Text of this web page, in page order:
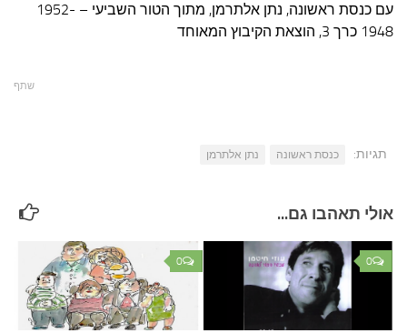
עם כנסת ראשונה, נתן אלתרמן, מתוך הטור השביעי – 1952-
1948 כרך 3, הוצאת הקיבוץ המאוחד
שתף
תגיות: כנסת ראשונה נתן אלתרמן
אולי תאהבו גם...
0 0